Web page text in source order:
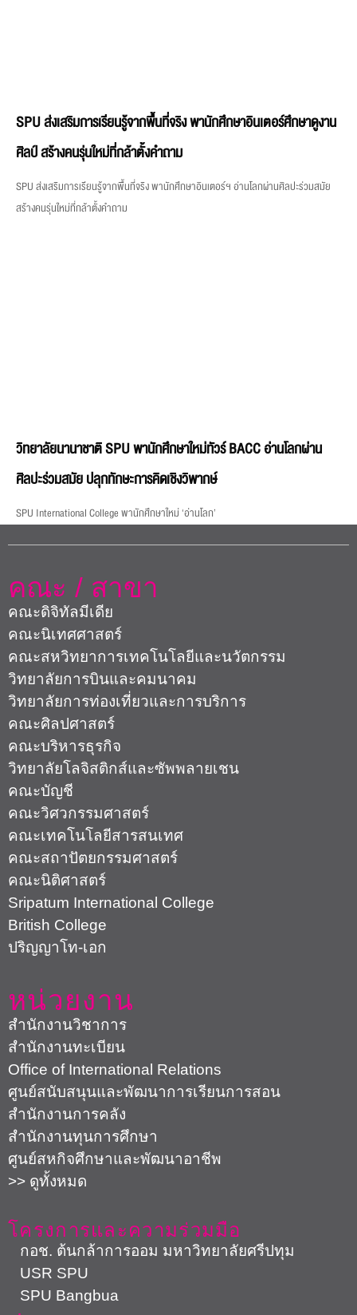
SPU ส่งเสริมการเรียนรู้จากพื้นที่จริง พานักศึกษาอินเตอร์ศึกษาดูงาน
ศิลป์ สร้างคนรุ่นใหม่ที่กล้าตั้งคำถาม
SPU ส่งเสริมการเรียนรู้จากพื้นที่จริง พานักศึกษาอินเตอร์ฯ อ่านโลกผ่านศิลปะร่วมสมัย
สร้างคนรุ่นใหม่ที่กล้าตั้งคำถาม
วิทยาลัยนานาชาติ SPU พานักศึกษาใหม่ทัวร์ BACC อ่านโลกผ่าน
ศิลปะร่วมสมัย ปลุกทักษะการคิดเชิงวิพากษ์
SPU International College พานักศึกษาใหม่ ‘อ่านโลก’
คณะ / สาขา
คณะดิจิทัลมีเดีย
คณะนิเทศศาสตร์
คณะสหวิทยาการเทคโนโลยีและนวัตกรรม
วิทยาลัยการบินและคมนาคม
วิทยาลัยการท่องเที่ยวและการบริการ
คณะศิลปศาสตร์
คณะบริหารธุรกิจ
วิทยาลัยโลจิสติกส์และซัพพลายเชน
คณะบัญชี
คณะวิศวกรรมศาสตร์
คณะเทคโนโลยีสารสนเทศ
คณะสถาปัตยกรรมศาสตร์
คณะนิติศาสตร์
Sripatum International College
British College
ปริญญาโท-เอก
หน่วยงาน
สำนักงานวิชาการ
สำนักงานทะเบียน
Office of International Relations
ศูนย์สนับสนุนและพัฒนาการเรียนการสอน
สำนักงานการคลัง
สำนักงานทุนการศึกษา
ศูนย์สหกิจศึกษาและพัฒนาอาชีพ
>> ดูทั้งหมด
โครงการและความร่วมมือ
ช. ต้นกล้าการออม มหาวิทยาลัยศรีปทุม
SPU
Bangbua